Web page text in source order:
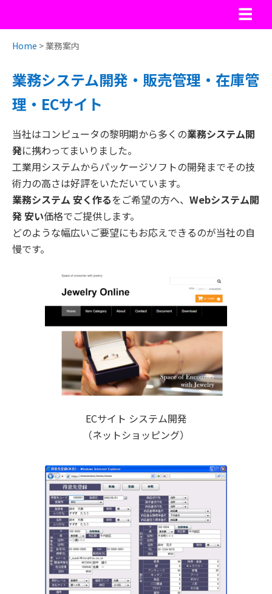
☰
Home > 業務案内
業務システム開発・販売管理・在庫管
理・ECサイト
当社はコンピュータの黎明期から多くの業務システム開
発に携わってまいりました。
工業用システムからパッケージソフトの開発までその技
術力の高さは好評をいただいています。
業務システム 安く作るをご希望の方へ、 Webシステム開
発 安い価格でご提供します。
どのような幅広いご要望にもお応えできるのが当社の自
慢です。
ECサイト システム開発
（ネットショッピング）